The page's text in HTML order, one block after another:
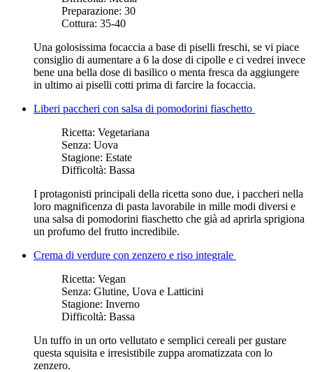
Preparazione: 30
Cottura: 35-40
Una golosissima focaccia a base di piselli freschi, se vi piace
consiglio di aumentare a 6 la dose di cipolle e ci vedrei invece
bene una bella dose di basilico o menta fresca da aggiungere
in ultimo ai piselli cotti prima di farcire la focaccia.
Liberi paccheri con salsa di pomodorini fiaschetto
Ricetta: Vegetariana
Senza: Uova
Stagione: Estate
Difficoltà: Bassa
I protagonisti principali della ricetta sono due, i paccheri nella
loro magnificenza di pasta lavorabile in mille modi diversi e
una salsa di pomodorini fiaschetto che già ad aprirla sprigiona
un profumo del frutto incredibile.
Crema di verdure con zenzero e riso integrale
Ricetta: Vegan
Senza: Glutine, Uova e Latticini
Stagione: Inverno
Difficoltà: Bassa
Un tuffo in un orto vellutato e semplici cereali per gustare
questa squisita e irresistibile zuppa aromatizzata con lo
zenzero.